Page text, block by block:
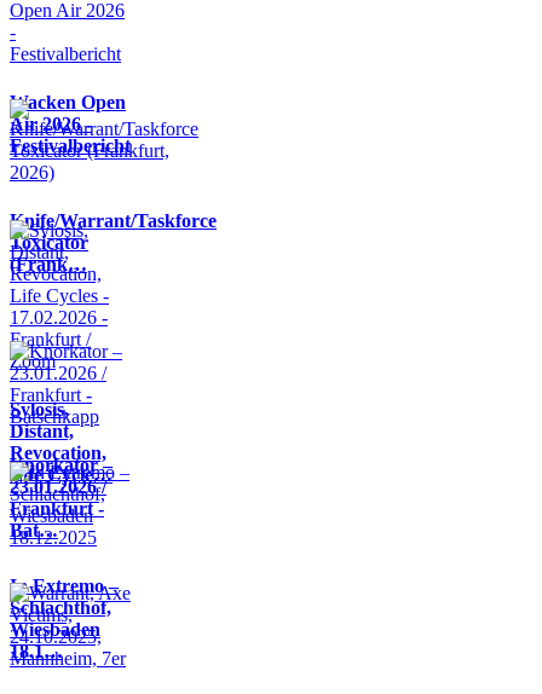
Wacken Open
Air 2026 -
Festivalbericht
Knife/Warrant/Taskforce
Toxicator
(Frank…
Sylosis,
Distant,
Revocation,
Life Cycle…
Knorkator –
23.01.2026 /
Frankfurt -
Bat…
In Extremo –
Schlachthof,
Wiesbaden
18.1…